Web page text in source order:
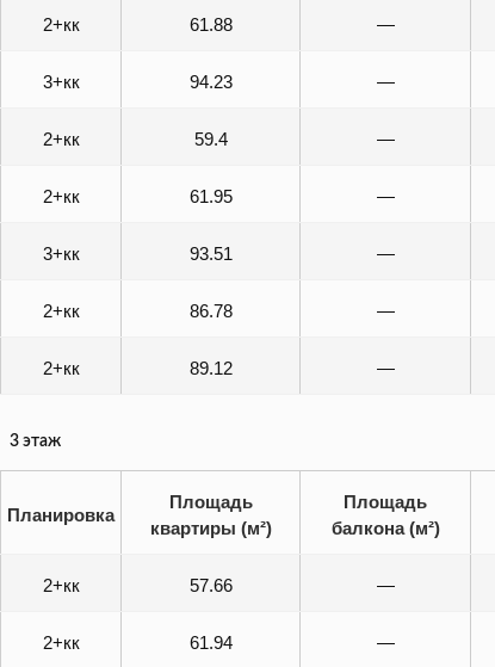
2+кк 61.88 —
3+кк 94.23 —
2+кк 59.4 —
2+кк 61.95 —
3+кк 93.51 —
2+кк 86.78 —
2+кк 89.12 —
3 этаж
Планировка
Площадь
квартиры (м²)
Площадь
балкона (м²)
2+кк 57.66 —
2+кк 61.94 —